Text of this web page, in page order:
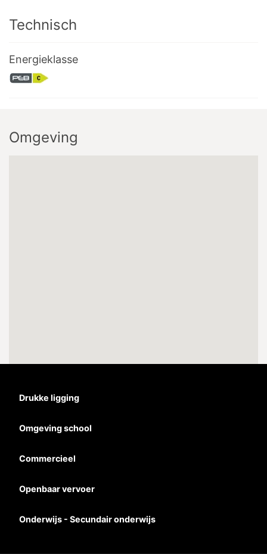
Technisch
Energieklasse
Omgeving
Drukke ligging
Omgeving school
Commercieel
Openbaar vervoer
Onderwijs - Secundair onderwijs